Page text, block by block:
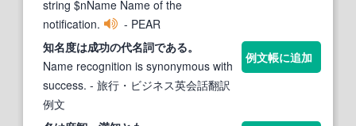
string $nName Name of the
notification.
- PEAR
知名度は成功の代名詞である。
Name recognition is synonymous with
success. - 旅行・ビジネス英会話翻訳
例文
例文帳に追加